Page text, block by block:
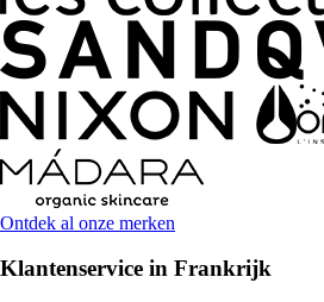
Ontdek al onze merken
Klantenservice in Frankrijk